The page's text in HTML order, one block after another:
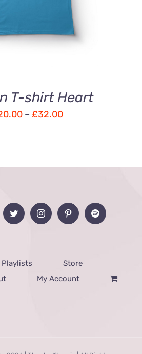
T-shirt Heart
– £32.00
Playlists
Store
My Account